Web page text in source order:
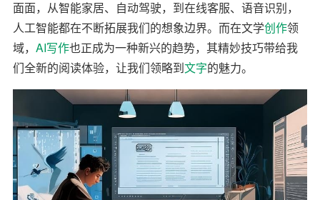
面面，从智能家居、自动驾驶，到在线客服、语音识别，
人工智能都在不断拓展我们的想象边界。而在文学创作领
域， AI写作也正成为一种新兴的趋势，其精妙技巧带给我
们全新的阅读体验，让我们领略到文字的魅力。